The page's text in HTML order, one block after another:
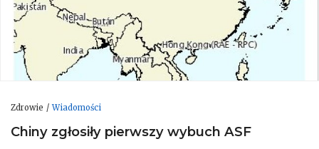
Zdrowie Wiadomości
Chiny zgłosiły pierwszy wybuch ASF